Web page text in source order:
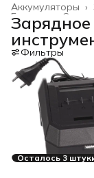
Аккумуляторы ›
Главная
Зарядное
Фильтры
Осталось 3